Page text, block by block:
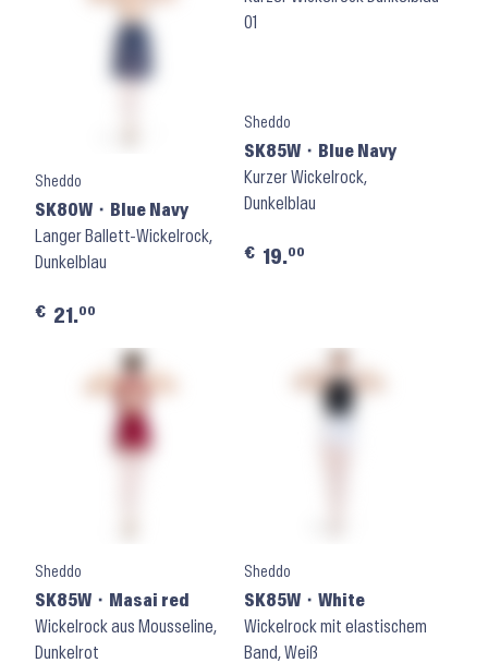
Sheddo
SK80W ⬝ Blue Navy
Langer Ballett-Wickelrock,
Dunkelblau
€ 21.00
Sheddo
SK85W ⬝ Blue Navy
Kurzer Wickelrock,
Dunkelblau
€ 19.00
Sheddo
SK85W ⬝ Masai red
Wickelrock aus Mousseline,
Dunkelrot
Sheddo
SK85W ⬝ White
Wickelrock mit elastischem
Band, Weiß